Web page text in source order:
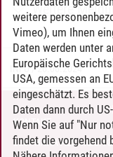
Weitere
INFU/26.06.2024
KONTAKT
LEUPHANA ALS
weitere
Vimeo), um Ihnen
Daten werden unter
Europäische
USA, gemessen an
eingeschätzt. Es
Daten dann durch
Wenn Sie auf "Nur
findet die vorgehend